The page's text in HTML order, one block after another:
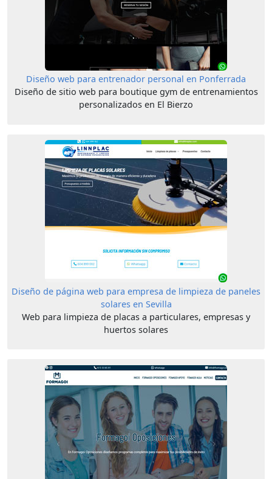
Diseño web para entrenador personal en Ponferrada
Diseño de sitio web para boutique gym de entrenamientos
personalizados en El Bierzo
Diseño de página web para empresa de limpieza de paneles
solares en Sevilla
Web para limpieza de placas a particulares, empresas y
huertos solares